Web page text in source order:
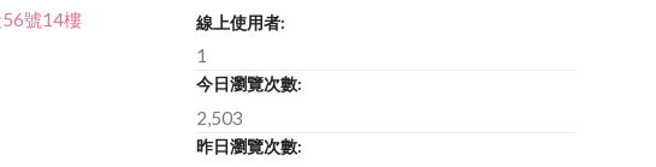
號14樓
線上使用者:
1
今日瀏覽次數:
2,503
昨日瀏覽次數: